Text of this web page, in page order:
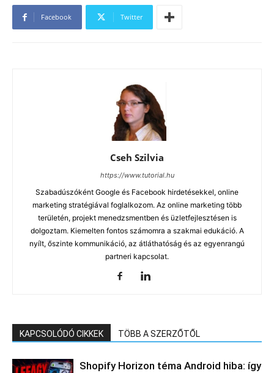
Facebook Twitter
Cseh Szilvia
https://www.tutorial.hu
Szabadúszóként Google és Facebook hirdetésekkel, online
marketing stratégiával foglalkozom. Az online marketing több
területén, projekt menedzsmentben és üzletfejlesztésen is
dolgoztam. Kiemelten fontos számomra a szakmai edukáció. A
nyílt, őszinte kommunikáció, az átláthatóság és az egyenrangú
partneri kapcsolat.
KAPCSOLÓDÓ CIKKEK TÖBB A SZERZŐTŐL
Shopify Horizon téma Android hiba: így